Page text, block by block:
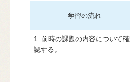
学習の流れ
1. 前時の課題の内容について確
認する。